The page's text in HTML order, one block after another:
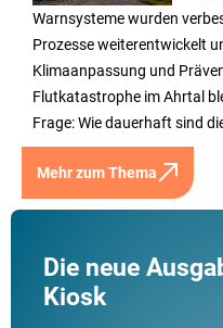
Warnsysteme wurden
Prozesse weiterentwickelt
Klimaanpassung und
Flutkatastrophe im Ahrtal
Frage: Wie dauerhaft sind
Mehr zum Thema
Die neue
Kiosk